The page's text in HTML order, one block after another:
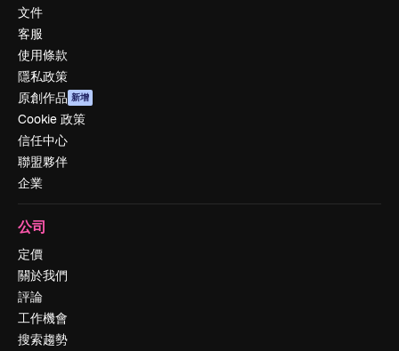
文件
客服
使用條款
隱私政策
原創作品 新增
Cookie 政策
信任中心
聯盟夥伴
企業
公司
定價
關於我們
評論
工作機會
搜索趨勢